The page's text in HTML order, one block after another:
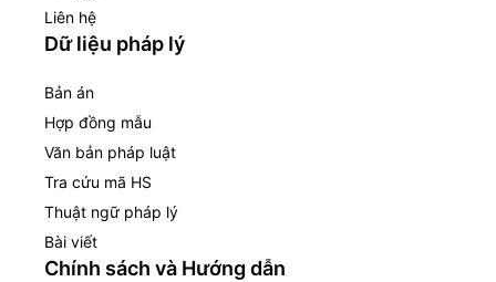
Liên hệ
Dữ liệu pháp lý
Bản án
Hợp đồng mẫu
Văn bản pháp luật
Tra cứu mã HS
Thuật ngữ pháp lý
Bài viết
Chính sách và Hướng dẫn